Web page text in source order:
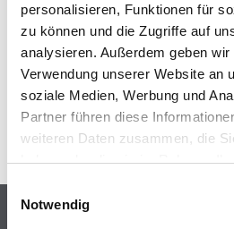
personalisieren, Funktionen für
zu können und die Zugriffe auf
analysieren. Außerdem geben
Verwendung unserer Website an
soziale Medien, Werbung und
Partner führen diese
weiteren Daten zusammen, die
haben oder die sie im Rahmen
Einwilligungsauswahl
Notwendig
Keine Sorge, wir pinseln
werden das Problem so schnell
Erkunden Sie in der
und lassen Sie sich
ZURÜCK ZUM
Online-Shop